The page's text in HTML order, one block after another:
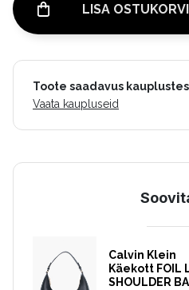
LISA OSTUKORVI
Toote saadavus kauplustes
Vaata kaupluseid
Calvin Klein
Käekott FOIL
SHOULDER